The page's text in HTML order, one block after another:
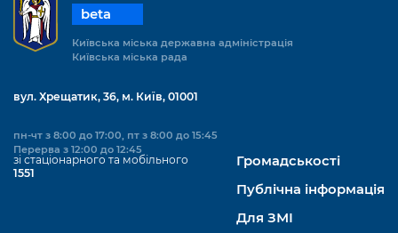
Київська міська військова адміністрація
Важливе під час воєнного стану
beta
Київська міська державна адміністрація
Київська міська рада
вул. Хрещатик, 36, м. Київ, 01001
пн-чт з 8:00 до 17:00, пт з 8:00 до 15:45
Перерва з 12:00 до 12:45
зі стаціонарного та мобільного
1551
Громадськості
Публічна інформація
Для ЗМІ